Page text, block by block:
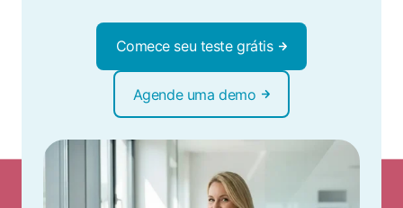
Comece seu teste grátis
Agende uma demo